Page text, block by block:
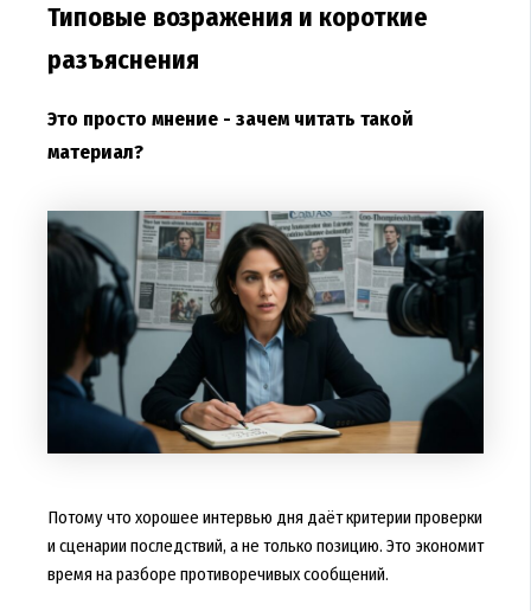
Типовые возражения и короткие
разъяснения
Это просто мнение - зачем читать такой
материал?
Потому что хорошее интервью дня даёт критерии проверки
и сценарии последствий, а не только позицию. Это экономит
время на разборе противоречивых сообщений.